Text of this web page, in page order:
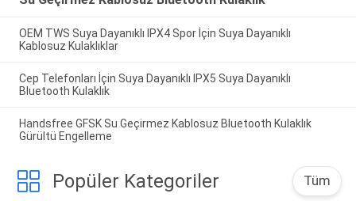
OEM TWS Suya Dayanıklı IPX4 Spor İçin Suya Dayanıklı
Kablosuz Kulaklıklar
Cep Telefonları İçin Suya Dayanıklı IPX5 Suya Dayanıklı
Bluetooth Kulaklık
Handsfree GFSK Su Geçirmez Kablosuz Bluetooth Kulaklık
Gürültü Engelleme
Popüler Kategoriler Tüm